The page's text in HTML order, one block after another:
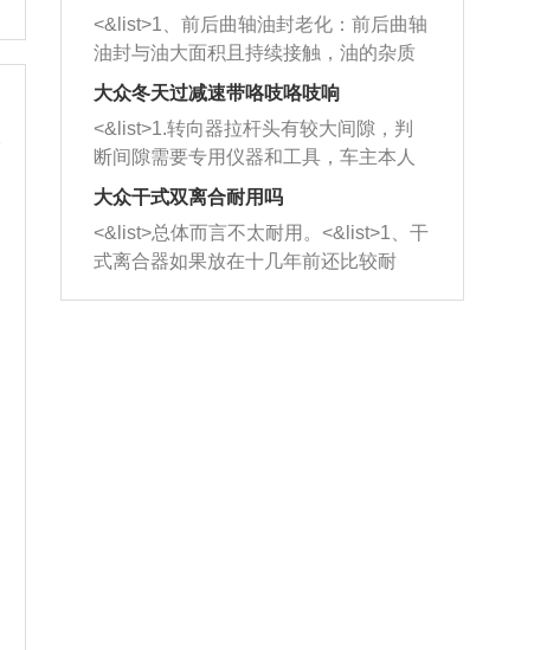
西取出来。但如果是因为积碳过多引起
的堵塞，就需要将三元催化器泡在草酸
洗剂对堵塞的情况得到解决，将清洗剂
放在燃油箱中，与燃油混合后，车辆启
动时，就可以和汽油一起进入到燃烧
室，最后形成废气排出，就可以让三元
催化器得到清洗，排气管堵塞的情况就
能够得到解决。
一圈半的练习，往右同样也要打相同的
圈数。 <&list>3、最后强调要反复练
习，这样就可以形成肌肉记忆，在真实
驾驶车辆时，不需要记忆也能打好方
向。
<&list>1、前后曲轴油封老化：前后曲轴
油封与油大面积且持续接触，油的杂质
和发动机内持续温度变化使其密封效果
逐渐减弱，导致渗油或漏油。<&list>2、
活塞间隙过大：积碳会使活塞环与缸体
的间隙扩大，导致机油流入燃烧室中，
造成烧机油。<&list>3、机油粘度。使用
机油粘度过小的话，同样会有烧机油现
象，机油粘度过小具有很好的流动性，
大众冬天过减速带咯吱咯吱响
<&list>1.转向器拉杆头有较大间隙，判
断间隙需要专用仪器和工具，车主本人
无法制作，需要将车辆送到修理厂或4s
店；<&list>2.车辆半轴套管防尘罩破
裂，破裂后会出现漏油现象，使半轴磨
损严重，磨损的半轴容易损坏，产生异
响；<&list>3.稳定器的转向胶套和球头
大众干式双离合耐用吗
<&list>总体而言不太耐用。<&list>1、干
式离合器如果放在十几年前还比较耐